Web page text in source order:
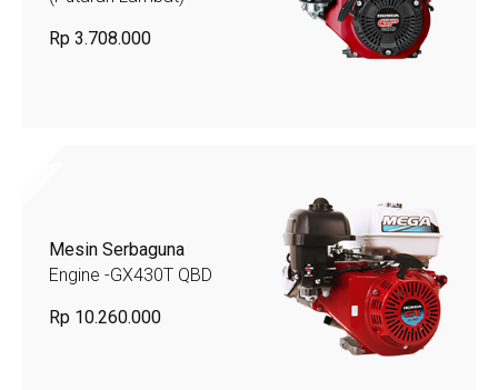
Rp 3.708.000
Mesin Serbaguna
Engine -GX430T QBD
Rp 10.260.000